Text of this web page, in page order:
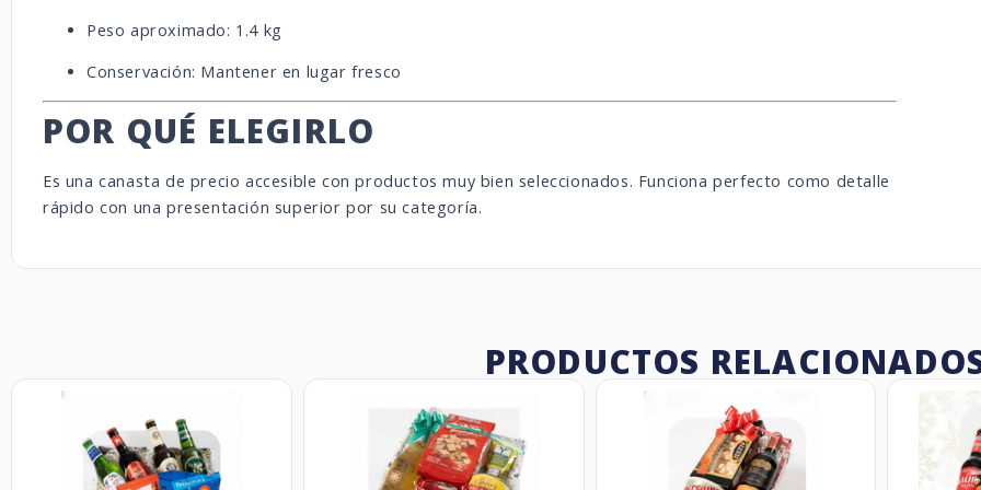
Peso aproximado: 1.4 kg
Conservación: Mantener en lugar fresco
POR QUÉ ELEGIRLO
Es una canasta de precio accesible con productos muy bien seleccionados. Funciona perfecto como detalle
rápido con una presentación superior por su categoría.
PRODUCTOS